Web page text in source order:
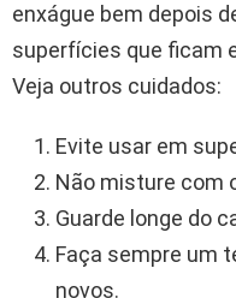
enxágue bem depois
superfícies que ficam
Veja outros cuidados:
Evite usar em
Não misture com
Guarde longe do
Faça sempre um
novos.